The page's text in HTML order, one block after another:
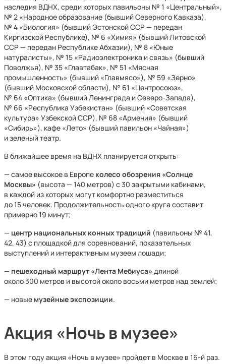
наследия ВДНХ, среди которых павильоны № 1 «Центральный»,
№ 2 «Народное образование (бывший Северного Кавказа),
№ 4 «Биология» (бывший Эстонской ССР — передан
Киргизской Республике), № 6 «Химия» (бывший Литовской
ССР — передан Республике Абхазии), № 8 «Юные
натуралисты», № 15 «Радиоэлектроника и связь» (бывший
Поволжья), № 35 «Главтабак», № 51 «Мясная
промышленность» (бывший «Главмясо»), № 59 «Зерно»
(бывший Московской области), № 61 «Центросоюз»,
№ 64 «Оптика» (бывший Ленинграда и Северо-Запада),
№ 66 «Республика Узбекистан» (бывший «Советская
культура» Узбекской ССР), № 68 «Армения» (бывший
«Сибирь»), кафе «Лето» (бывший павильон «Чайная»)
и зеленый театр.
В ближайшее время на ВДНХ планируется открыть:
— самое высокое в Европе колесо обозрения «Солнце
Москвы» (высота — 140 метров) с 30 закрытыми кабинами,
в каждой из которых могут комфортно разместиться
до 15 человек. Продолжительность одного круга составит
примерно 19 минут;
— центр национальных конных традиций (павильоны № 41,
42, 43) с площадкой для соревнований, показательных
выступлений и интерактивным музеем лошади;
— пешеходный маршрут «Лента Мебиуса» длиной
около 300 метров и высотой около восьми метров над землей;
— новые музейные экспозиции.
Акция «Ночь в музее»
В этом году акция «Ночь в музее» пройдет в Москве в 16-й раз.